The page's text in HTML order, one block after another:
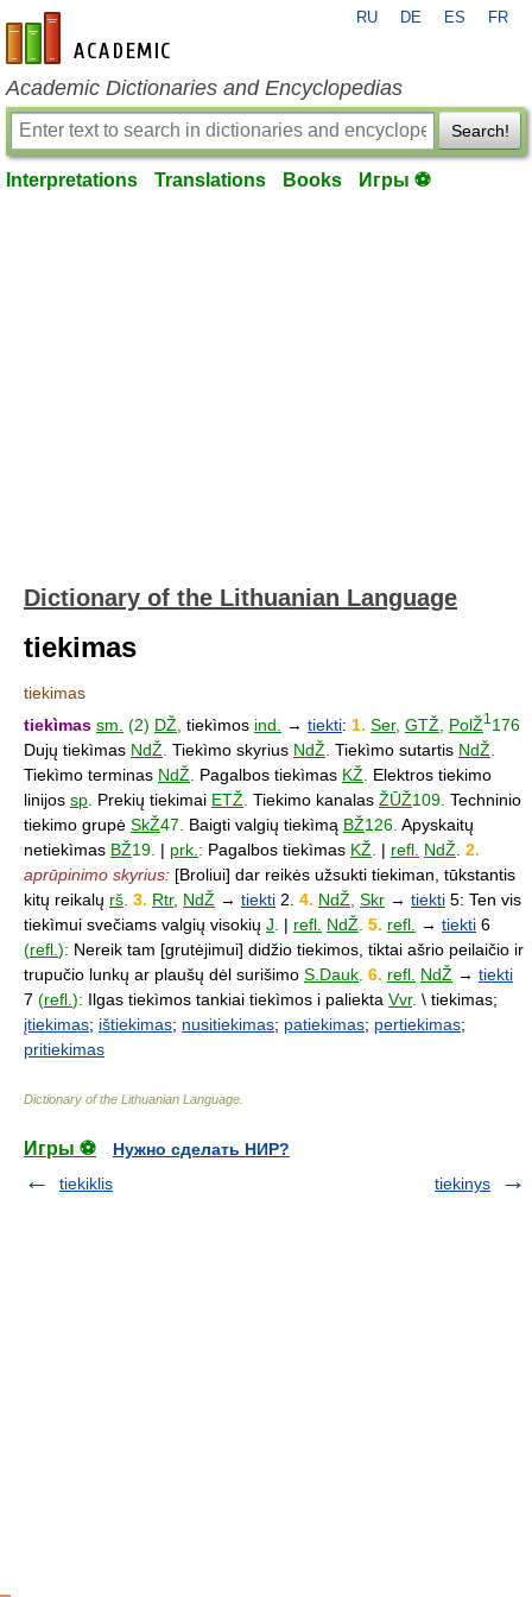
en-academic.com
RU DE ES FR
Academic Dictionaries and Encyclopedias
Search!
Interpretations Translations Books Игры ⚽
Dictionary of the Lithuanian Language
tiekimas
tiekimas
tiekìmas sm. (2) DŽ tiekìmos ind. → tiekti: 1. Ser, GTŽ PolŽ1 176
Dujų tiekìmas NdŽ Tiekìmo skyrius NdŽ Tiekìmo sutartis NdŽ
Tiekìmo terminas NdŽ Pagalbos tiekìmas KŽ
Elektros tiekimo
linijos sp Prekių tiekimai ETŽ Tiekimo kanalas ŽŪŽ109. Techninio
tiekimo grupė SkŽ47. Baigti valgių tiekìmą BŽ126. Apyskaitų
netiekìmas BŽ19. | prk. : Pagalbos tiekìmas KŽ | refl. NdŽ 2.
aprūpinimo skyrius: [Broliui] dar reikės užsukti tiekiman, tūkstantis
kitų reikalų rš 3. Rtr, NdŽ → tiekti 2. 4. NdŽ Skr → tiekti 5: Ten vis
tiekìmui svečiams valgių visokių J | refl. NdŽ 5. refl. → tiekti 6
(refl. ): Nereik tam [grutėjimui] didžio tiekimos, tiktai ašrio peilaičio ir
trupučio lunkų ar plaušų dėl surišimo S.Dauk 6. refl. NdŽ → tiekti
7 (refl. ): Ilgas tiekìmos tankiai tiekìmos i paliekta Vvr. \ tiekimas;
įtiekimas; ištiekimas; nusitiekimas; patiekimas; pertiekimas;
pritiekimas
Dictionary of the Lithuanian Language
Игры ⚽
Нужно сделать НИР?
tiekiklis
tiekinys